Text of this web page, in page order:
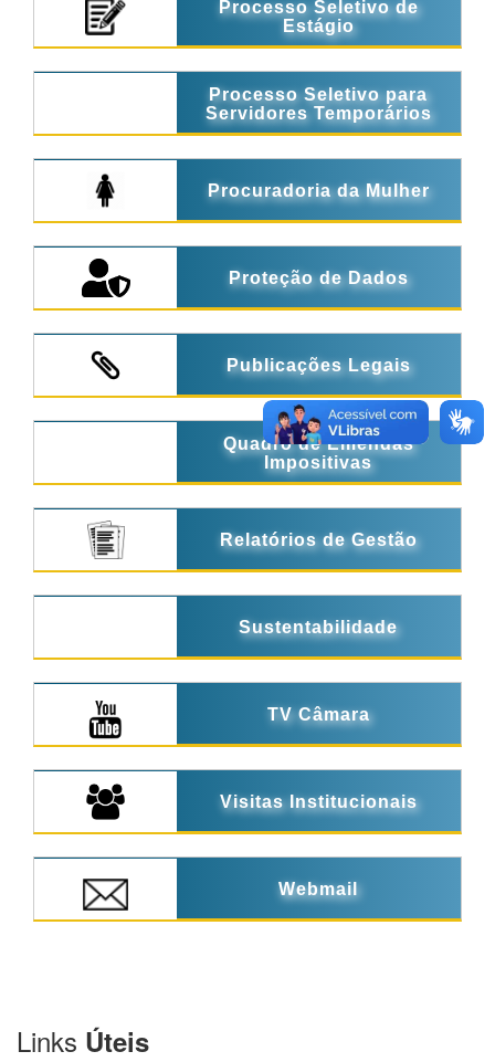
Processo Seletivo de
Estágio
Processo Seletivo para
Servidores Temporários
Procuradoria da Mulher
Proteção de Dados
Publicações Legais
Quadro de Emendas
Impositivas
Relatórios de Gestão
Sustentabilidade
TV Câmara
Visitas Institucionais
Webmail
Links Úteis